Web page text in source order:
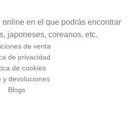
en el que podrás encontrar
japoneses, coreanos, etc.
de venta
de privacidad
de cookies
y devoluciones
Blogs